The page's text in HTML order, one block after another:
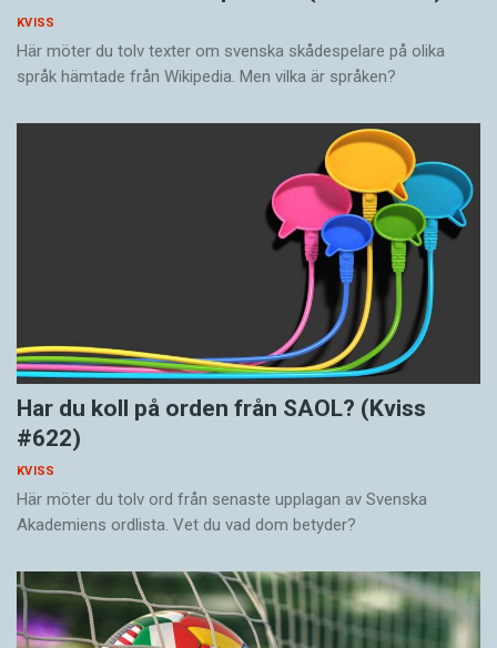
KVISS
Här möter du tolv texter om svenska skådespelare på olika
språk hämtade från Wikipedia. Men vilka är språken?
Har du koll på orden från SAOL? (Kviss
#622)
KVISS
Här möter du tolv ord från senaste upplagan av Svenska
Akademiens ordlista. Vet du vad dom betyder?